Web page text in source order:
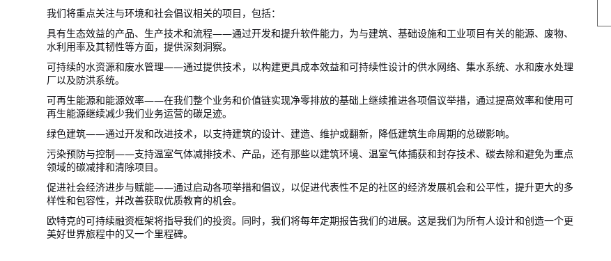
我们将重点关注与环境和社会倡议相关的项目，包括：
具有生态效益的产品、生产技术和流程——通过开发和提升软件能力，为与建筑、基础设施和工业项目有关的能源、废物、
水利用率及其韧性等方面，提供深刻洞察。
可持续的水资源和废水管理——通过提供技术，以构建更具成本效益和可持续性设计的供水网络、集水系统、水和废水处理
厂以及防洪系统。
可再生能源和能源效率——在我们整个业务和价值链实现净零排放的基础上继续推进各项倡议举措，通过提高效率和使用可
再生能源继续减少我们业务运营的碳足迹。
绿色建筑——通过开发和改进技术，以支持建筑的设计、建造、维护或翻新，降低建筑生命周期的总碳影响。
污染预防与控制——支持温室气体减排技术、产品，还有那些以建筑环境、温室气体捕获和封存技术、碳去除和避免为重点
领域的碳减排和清除项目。
促进社会经济进步与赋能——通过启动各项举措和倡议，以促进代表性不足的社区的经济发展机会和公平性，提升更大的多
样性和包容性，并改善获取优质教育的机会。
欧特克的可持续融资框架将指导我们的投资。同时，我们将每年定期报告我们的进展。这是我们为所有人设计和创造一个更
美好世界旅程中的又一个里程碑。